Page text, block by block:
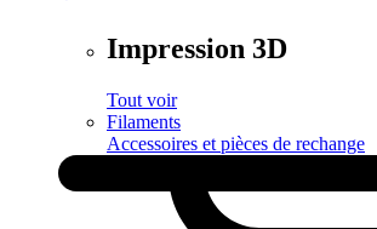
Impression 3D
Tout voir
Filaments
Accessoires et pièces de rechange